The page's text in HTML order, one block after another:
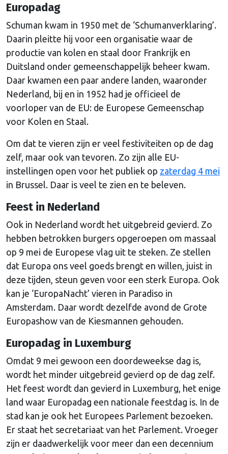
Europadag
Schuman kwam in 1950 met de ‘Schumanverklaring’.
Daarin pleitte hij voor een organisatie waar de
productie van kolen en staal door Frankrijk en
Duitsland onder gemeenschappelijk beheer kwam.
Daar kwamen een paar andere landen, waaronder
Nederland, bij en in 1952 had je officieel de
voorloper van de EU: de Europese Gemeenschap
voor Kolen en Staal.
Om dat te vieren zijn er veel festiviteiten op de dag
zelf, maar ook van tevoren. Zo zijn alle EU-
instellingen open voor het publiek op zaterdag 4 mei
in Brussel. Daar is veel te zien en te beleven.
Feest in Nederland
Ook in Nederland wordt het uitgebreid gevierd. Zo
hebben betrokken burgers opgeroepen om massaal
op 9 mei de Europese vlag uit te steken. Ze stellen
dat Europa ons veel goeds brengt en willen, juist in
deze tijden, steun geven voor een sterk Europa. Ook
kan je ‘EuropaNacht’ vieren in Paradiso in
Amsterdam. Daar wordt dezelfde avond de Grote
Europashow van de Kiesmannen gehouden.
Europadag in Luxemburg
Omdat 9 mei gewoon een doordeweekse dag is,
wordt het minder uitgebreid gevierd op de dag zelf.
Het feest wordt dan gevierd in Luxemburg, het enige
land waar Europadag een nationale feestdag is. In de
stad kan je ook het Europees Parlement bezoeken.
Er staat het secretariaat van het Parlement. Vroeger
zijn er daadwerkelijk voor meer dan een decennium